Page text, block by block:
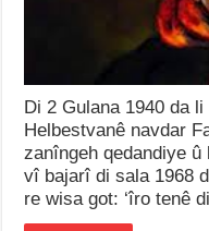
Di 2 Gulana 1940 da
Helbestvanê navdar
zanîngeh qedandiye
vî bajarî di sala 1968
re wisa got: ‘îro tenê